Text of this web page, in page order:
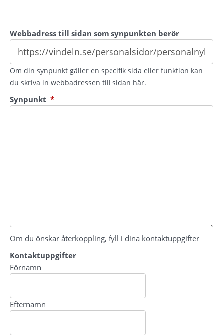
Webbadress till sidan som synpunkten berör
Om din synpunkt gäller en specifik sida eller funktion kan
du skriva in webbadressen till sidan här.
Synpunkt *(obligatorisk)
Om du önskar återkoppling, fyll i dina kontaktuppgifter
Kontaktuppgifter
Kontaktuppgifter
Förnamn
Efternamn